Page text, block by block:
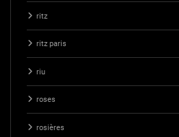
ritz
ritz paris
riu
roses
rosières